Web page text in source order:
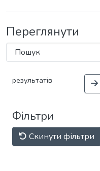
Переглянути
результатів
Фільтри
Скинути фільтри